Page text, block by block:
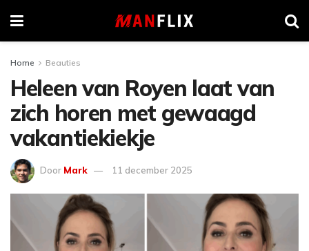
Home Beauties
Heleen van Royen laat van
zich horen met gewaagd
vakantiekiekje
Door Mark 11 december 2025